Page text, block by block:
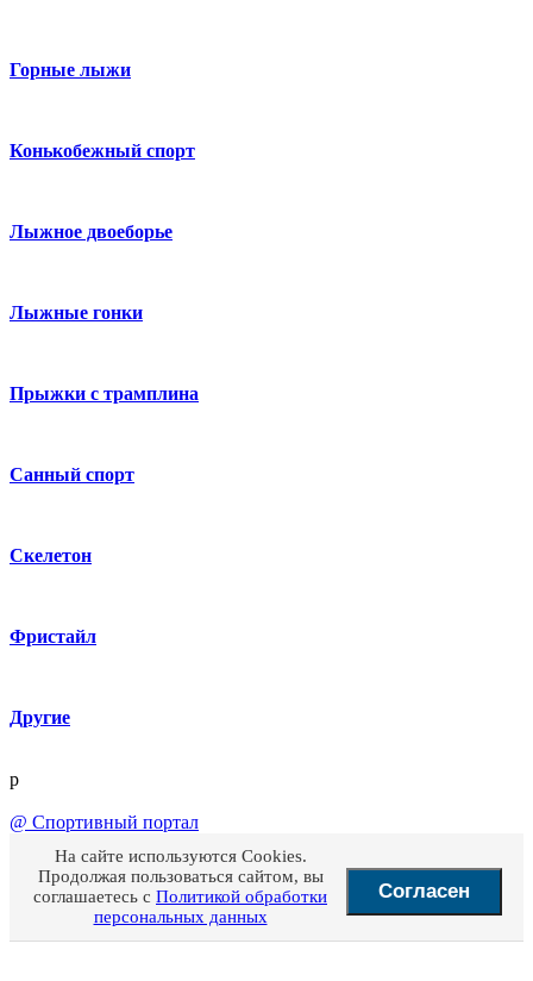
Горные лыжи
Конькобежный спорт
Лыжное двоеборье
Лыжные гонки
Прыжки с трамплина
Санный спорт
Скелетон
Фристайл
Другие
p
@ Спортивный портал
На сайте используются Cookies.
Продолжая пользоваться сайтом, вы
соглашаетесь с Политикой обработки
персональных данных
Согласен